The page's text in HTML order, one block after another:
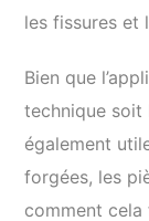
les fissures et
Bien que
technique soit
également
forgées, les
comment cela